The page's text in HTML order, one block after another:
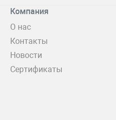
Компания
О нас
Контакты
Новости
Сертификаты